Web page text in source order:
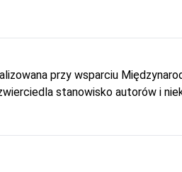
przy wsparciu
stanowisko autorów i